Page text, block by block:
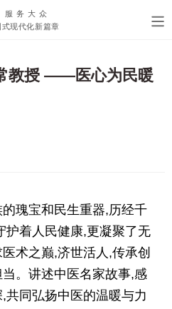
务大众
现代化新篇章
教授 ——医心为民暖
瑰宝和民生重器,历经千
护着人民健康,更凝聚了无
术之巅,济世活人,传承创
。讲述中医名家故事,感
共同弘扬中医的温暖与力